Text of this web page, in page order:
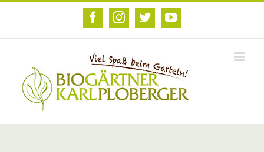
Zum
FacebookInstagram
TwitterYouTube